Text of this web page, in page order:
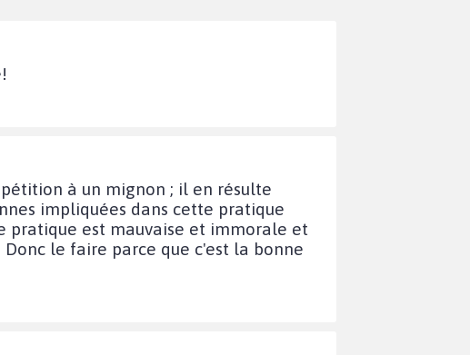
à un mignon ; il en résulte
impliquées dans cette pratique
pratique est mauvaise et immorale et
le faire parce que c'est la bonne